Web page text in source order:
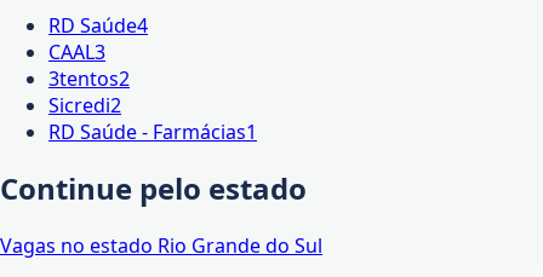
RD Saúde4
CAAL3
3tentos2
Sicredi2
RD Saúde - Farmácias1
Continue pelo estado
Vagas no estado Rio Grande do Sul